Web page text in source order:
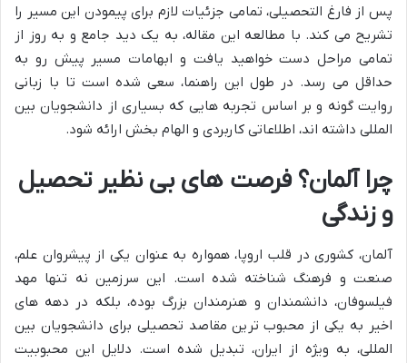
پس از فارغ التحصیلی، تمامی جزئیات لازم برای پیمودن این مسیر را
تشریح می کند. با مطالعه این مقاله، به یک دید جامع و به روز از
تمامی مراحل دست خواهید یافت و ابهامات مسیر پیش رو به
حداقل می رسد. در طول این راهنما، سعی شده است تا با زبانی
روایت گونه و بر اساس تجربه هایی که بسیاری از دانشجویان بین
المللی داشته اند، اطلاعاتی کاربردی و الهام بخش ارائه شود.
چرا آلمان؟ فرصت های بی نظیر تحصیل
و زندگی
آلمان، کشوری در قلب اروپا، همواره به عنوان یکی از پیشروان علم،
صنعت و فرهنگ شناخته شده است. این سرزمین نه تنها مهد
فیلسوفان، دانشمندان و هنرمندان بزرگ بوده، بلکه در دهه های
اخیر به یکی از محبوب ترین مقاصد تحصیلی برای دانشجویان بین
المللی، به ویژه از ایران، تبدیل شده است. دلایل این محبوبیت